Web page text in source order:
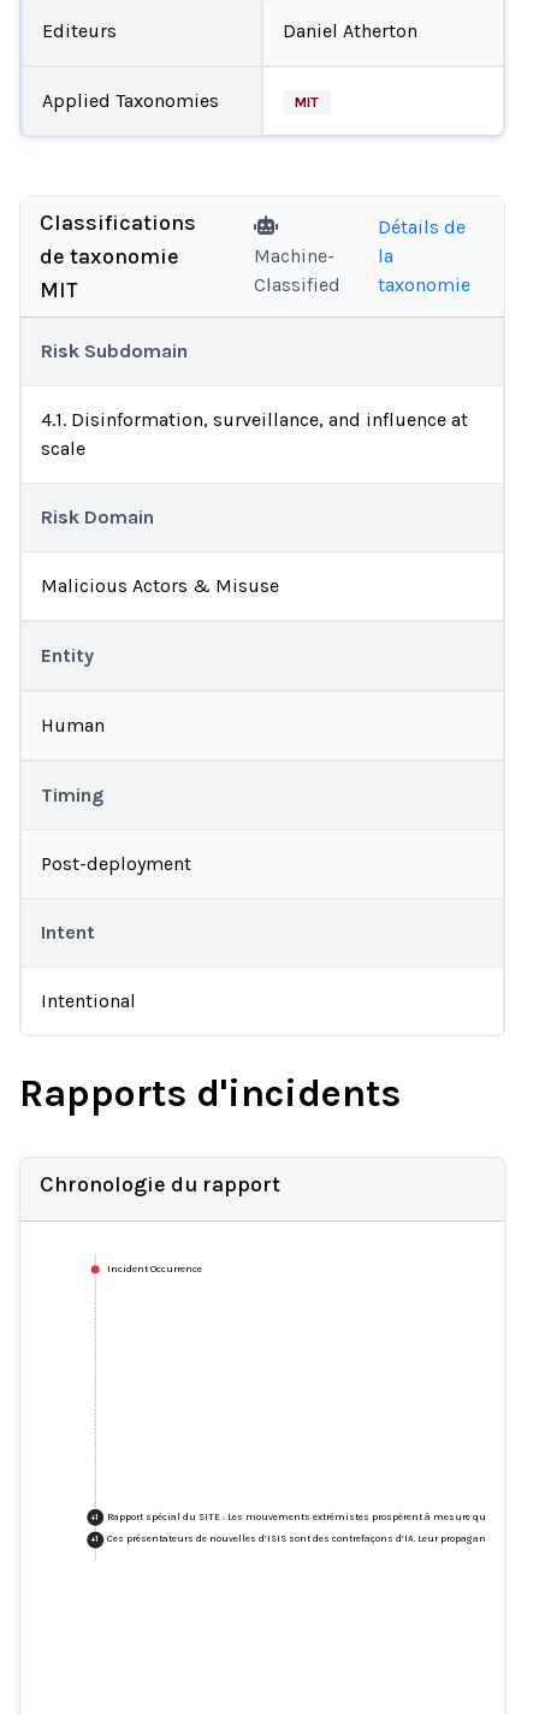
Editeurs Daniel Atherton
Applied Taxonomies MIT
Classifications
de taxonomie
MIT
Machine-
Classified
Détails de
la
taxonomie
Risk Subdomain
4.1. Disinformation, surveillance, and influence at
scale
Risk Domain
Malicious Actors & Misuse
Entity
Human
Timing
Post-deployment
Intent
Intentional
Rapports d'incidents
Chronologie du rapport
Incident Occurrence
+1 Rapport spécial du SITE : Les mouvements extrémistes prospèrent à mesure que la
+1 Ces présentateurs de nouvelles d’ISIS sont des contrefaçons d’IA. Leur propagande est